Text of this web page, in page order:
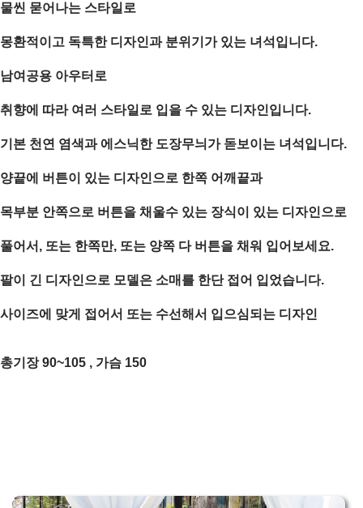
물씬 묻어나는 스타일로
몽환적이고 독특한 디자인과 분위기가 있는 녀석입니다.
남여공용 아우터로
취향에 따라 여러 스타일로 입을 수 있는 디자인입니다.
기본 천연 염색과 에스닉한 도장무늬가 돋보이는 녀석입니다.
양끝에 버튼이 있는 디자인으로 한쪽 어깨끝과
목부분 안쪽으로 버튼을 채울수 있는 장식이 있는 디자인으로
풀어서, 또는 한쪽만, 또는 양쪽 다 버튼을 채워 입어보세요.
팔이 긴 디자인으로 모델은 소매를 한단 접어 입었습니다.
사이즈에 맞게 접어서 또는 수선해서 입으심되는 디자인
총기장 90~105 , 가슴 150